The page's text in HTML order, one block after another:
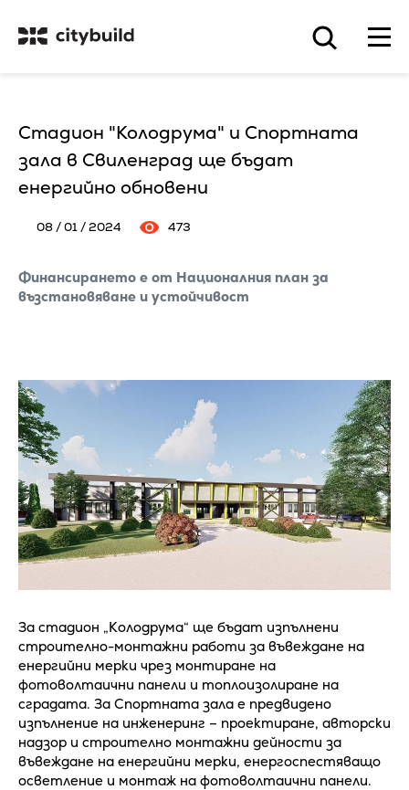
Стадион "Колодрума" и Спортната
зала в Свиленград ще бъдат
енергийно обновени
08 / 01 / 2024 473
Финансирането е от Националния план за
възстановяване и устойчивост
За стадион „Колодрума“ ще бъдат изпълнени
строително-монтажни работи за въвеждане на
енергийни мерки чрез монтиране на
фотоволтаични панели и топлоизолиране на
сградата. За Спортната зала е предвидено
изпълнение на инженеринг – проектиране, авторски
надзор и строително монтажни дейности за
въвеждане на енергийни мерки, енергоспестяващо
осветление и монтаж на фотоволтаични панели.